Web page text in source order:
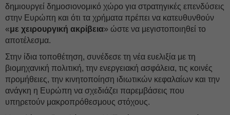
δημιουργεί δημοσιονομικό χώρο για στρατηγικές επενδύσεις
στην Ευρώπη και ότι τα χρήματα πρέπει να κατευθυνθούν
«με χειρουργική ακρίβεια» ώστε να μεγιστοποιηθεί το
αποτέλεσμα.
Στην ίδια τοποθέτηση, συνέδεσε τη νέα ευελιξία με τη
βιομηχανική πολιτική, την ενεργειακή ασφάλεια, τις κοινές
προμήθειες, την κινητοποίηση ιδιωτικών κεφαλαίων και την
ανάγκη η Ευρώπη να σχεδιάζει παρεμβάσεις που
υπηρετούν μακροπρόθεσμους στόχους.